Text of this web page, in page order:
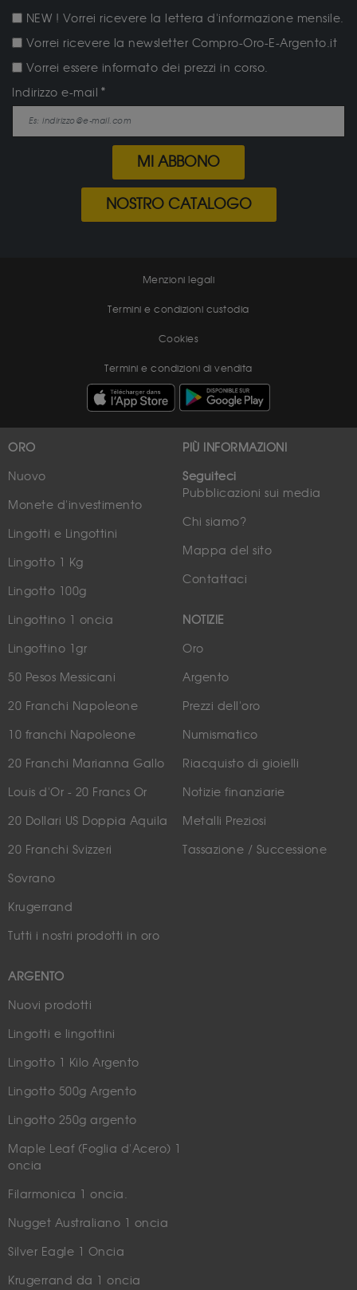
NEW ! Vorrei ricevere la lettera d'informazione mensile.
Vorrei ricevere la newsletter Compro-Oro-E-Argento.it
Vorrei essere informato dei prezzi in corso.
Indirizzo e-mail
MI ABBONO
NOSTRO CATALOGO
Menzioni legali
Termini e condizioni custodia
Cookies
Termini e condizioni di vendita
ORO
Nuovo
Monete d'investimento
Lingotti e Lingottini
Lingotto 1 Kg
Lingotto 100g
Lingottino 1 oncia
Lingottino 1gr
50 Pesos Messicani
20 Franchi Napoleone
10 franchi Napoleone
20 Franchi Marianna Gallo
Louis d'Or - 20 Francs Or
20 Dollari US Doppia Aquila
20 Franchi Svizzeri
Sovrano
Krugerrand
Tutti i nostri prodotti in oro
ARGENTO
Nuovi prodotti
Lingotti e lingottini
Lingotto 1 Kilo Argento
Lingotto 500g Argento
Lingotto 250g argento
Maple Leaf (Foglia d'Acero) 1
oncia
Filarmonica 1 oncia.
Nugget Australiano 1 oncia
Silver Eagle 1 Oncia
Krugerrand da 1 oncia
PIÙ INFORMAZIONI
Seguiteci
Pubblicazioni sui media
Chi siamo?
Mappa del sito
Contattaci
NOTIZIE
Oro
Argento
Prezzi dell'oro
Numismatico
Riacquisto di gioielli
Notizie finanziarie
Metalli Preziosi
Tassazione / Successione